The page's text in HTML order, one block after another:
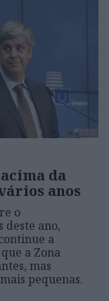
da
anos
o
deste ano,
a
a Zona
mas
pequenas.